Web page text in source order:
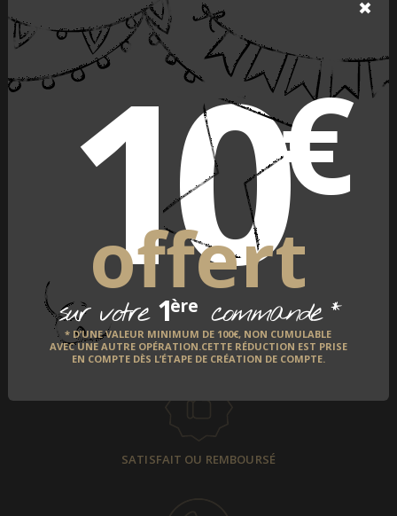
10€
offert
sur votre 1ère commande*
* D’UNE VALEUR MINIMUM DE 100€, NON CUMULABLE
AVEC UNE AUTRE OPÉRATION.CETTE RÉDUCTION EST PRISE
EN COMPTE DÈS L’ÉTAPE DE CRÉATION DE COMPTE.
PAIEMENT SÉCURISÉ
LIVRAISON À L'INTERNATIONAL
TEMPS DE FABRICATION
SATISFAIT OU REMBOURSÉ